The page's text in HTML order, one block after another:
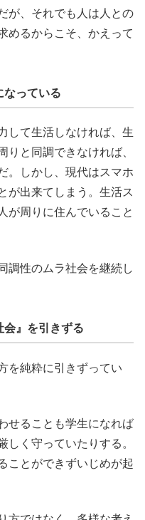
が、それでも人は人との
めるからこそ、かえって
なっている
して生活しなければ、生
りと同調できなければ、
。しかし、現代はスマホ
が出来てしまう。生活ス
が周りに住んでいること
調性のムラ社会を継続し
会』を引きずる
を純粋に引きずってい
せることも学生になれば
しく守っていたりする。
ことができずいじめが起